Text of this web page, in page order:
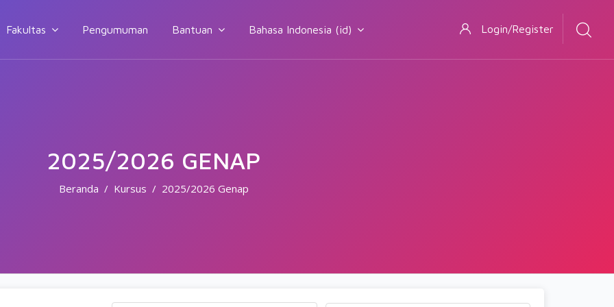
Fakultas Pengumuman Bantuan Bahasa Indonesia ‎(id)‎ Login/Register
2025/2026 GENAP
Beranda Kursus 2025/2026 Genap